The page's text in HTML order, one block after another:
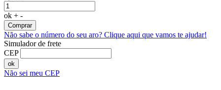
ok + -
Comprar
Não sabe o número do seu aro? Clique aqui que vamos te ajudar!
Simulador de frete
CEP
ok
Não sei meu CEP